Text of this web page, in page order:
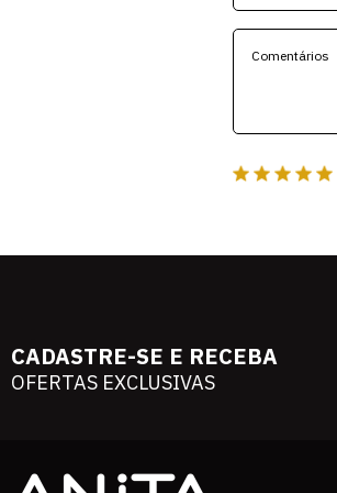
CADASTRE-SE E RECEBA
OFERTAS EXCLUSIVAS